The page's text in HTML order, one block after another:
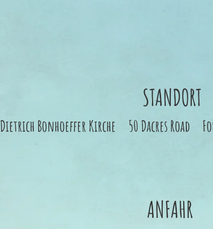
STANDORT
Dietrich Bonhoeffer Kirche 50 Dacres Road
ANFAHR